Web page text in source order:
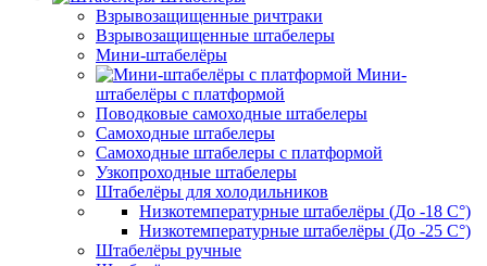
Взрывозащищенные ричтраки
Взрывозащищенные штабелеры
Мини-штабелёры
Мини-
штабелёры с платформой
Поводковые самоходные штабелеры
Самоходные штабелеры
Самоходные штабелеры с платформой
Узкопроходные штабелеры
Штабелёры для холодильников
Низкотемпературные штабелёры (До -18 C°)
Низкотемпературные штабелёры (До -25 C°)
Штабелёры ручные